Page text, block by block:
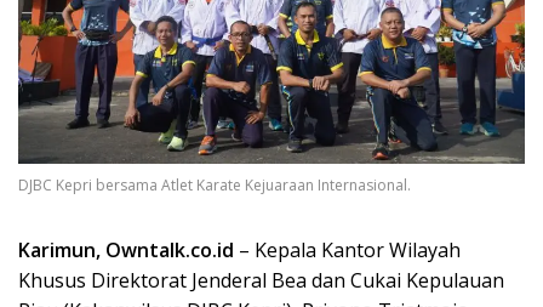
DJBC Kepri bersama Atlet Karate Kejuaraan Internasional.
Karimun, Owntalk.co.id – Kepala Kantor Wilayah
Khusus Direktorat Jenderal Bea dan Cukai Kepulauan